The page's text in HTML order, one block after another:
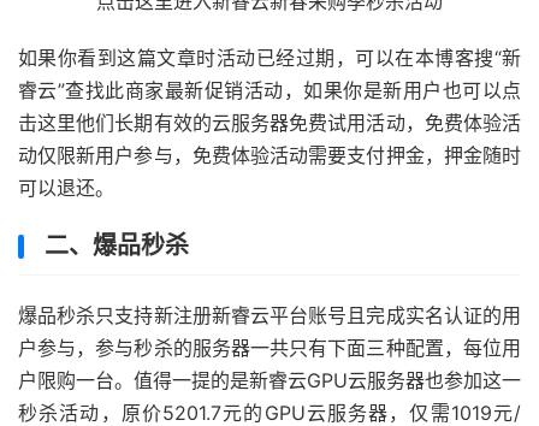
如果你看到这篇文章时活动已经过期，可以在本博客搜“新
睿云”查找此商家最新促销活动，如果你是新用户也可以点
击这里他们长期有效的云服务器免费试用活动，免费体验活
动仅限新用户参与，免费体验活动需要支付押金，押金随时
可以退还。
二、爆品秒杀
爆品秒杀只支持新注册新睿云平台账号且完成实名认证的用
户参与，参与秒杀的服务器一共只有下面三种配置，每位用
户限购一台。值得一提的是新睿云GPU云服务器也参加这一
秒杀活动，原价5201.7元的GPU云服务器，仅需1019元/